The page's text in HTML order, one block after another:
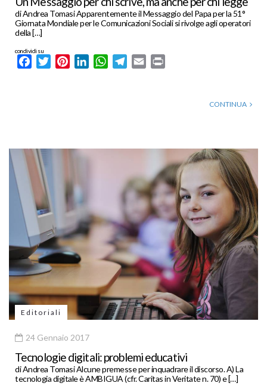
di Andrea Tomasi Apparentemente il Messaggio del Papa per la 51°
Giornata Mondiale per le Comunicazioni Sociali si rivolge agli operatori
della […]
condividi su
FacebookTwitterPinterestLinkedInWhatsApp
Telegram
Email
CONTINUA
Editoriali
24 Gennaio 2017
Tecnologie digitali: problemi educativi
di Andrea Tomasi Alcune premesse per inquadrare il discorso. A) La
tecnologia digitale è AMBIGUA (cfr. Caritas in Veritate n. 70) e […]